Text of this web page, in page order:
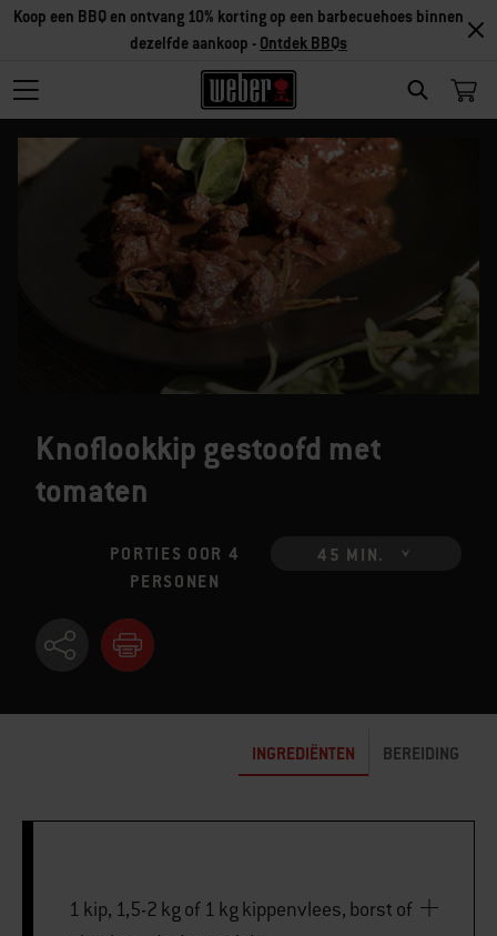
SEARCH
Koop een BBQ en ontvang 10% korting op een barbecuehoes binnen
dezelfde aankoop - Ontdek BBQs
Knoflookkip gestoofd met
tomaten
PORTIES OOR 4
PERSONEN
45 MIN.
INGREDIËNTEN BEREIDING
1 kip, 1,5-2 kg of 1 kg kippenvlees, borst of